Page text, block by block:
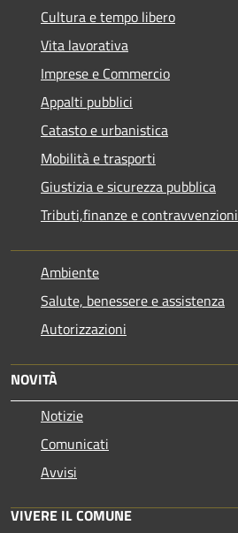
Cultura e tempo libero
Vita lavorativa
Imprese e Commercio
Appalti pubblici
Catasto e urbanistica
Mobilità e trasporti
Giustizia e sicurezza pubblica
Tributi,finanze e contravvenzioni
Ambiente
Salute, benessere e assistenza
Autorizzazioni
NOVITÀ
Notizie
Comunicati
Avvisi
VIVERE IL COMUNE